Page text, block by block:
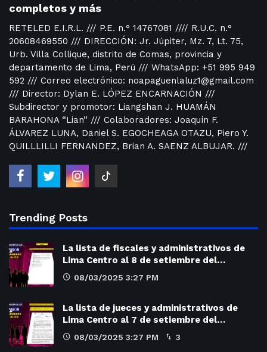
completos y más
RETELED E.I.R.L. /// P.E. n.° 14767081 //// R.U.C. n.°
20608469550 /// DIRECCIÓN: Jr. Júpiter, Mz. 7, Lt. 75,
Urb. Villa Collique, distrito de Comas, provincia y
departamento de Lima, Perú /// WhatsApp: +51 995 949
592 /// Correo electrónico: noapaguenlaluz1@gmail.com
/// Director: Dylan E. LÓPEZ ENCARNACIÓN ///
Subdirector y promotor: Liangshan J. HUAMÁN
BARAHONA “Lian” /// Colaboradores: Joaquín F.
ÁLVAREZ LUNA, Daniel S. EGOCHEAGA OTAZU, Piero Y.
QUILLLILLI FERNANDEZ, Brian A. SAENZ ALBUJAR. ///
Trending Posts
La lista de fiscales y administrativos de
Lima Centro al 8 de setiembre del…
08/03/2025 3:27 PM
La lista de jueces y administrativos de
Lima Centro al 7 de setiembre del…
08/03/2025 3:27 PM 3